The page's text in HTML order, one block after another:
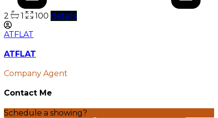
2 1 100 details
ATFLAT
ATFLAT
Company Agent
Contact Me
Schedule a showing?